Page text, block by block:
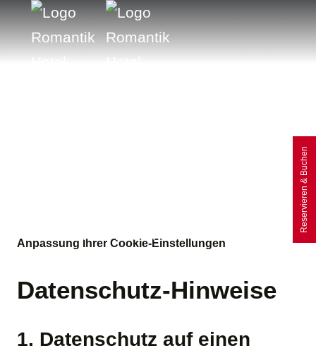
Anpassung Ihrer Cookie-Einstellungen
Datenschutz-Hinweise
1. Datenschutz auf einen
Reservieren & Buchen